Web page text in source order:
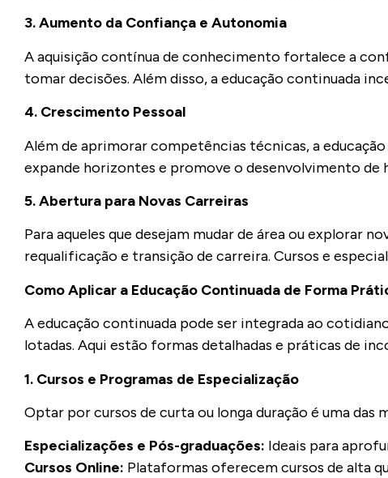
3. Aumento da Confiança e Autonomia
A aquisição contínua de conhecimento fortalece a
tomar decisões. Além disso, a educação continuada
4. Crescimento Pessoal
Além de aprimorar competências técnicas, a
expande horizontes e promove o desenvolvimento
5. Abertura para Novas Carreiras
Para aqueles que desejam mudar de área ou explorar
requalificação e transição de carreira. Cursos e
Como Aplicar a Educação Continuada de Forma
A educação continuada pode ser integrada ao
lotadas. Aqui estão formas detalhadas e práticas de
1. Cursos e Programas de Especialização
Optar por cursos de curta ou longa duração é uma
Especializações e Pós-graduações: Ideais para
Cursos Online: Plataformas oferecem cursos de alta